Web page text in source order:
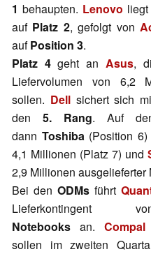
1 behaupten. Lenovo
auf Platz 2, gefolgt von
aufPosition 3.
Platz 4geht an Asus,
Liefervolumen von 6,2
sollen. Dellsichert sich
den 5. Rang. Auf
dann Toshiba(Position
4,1 Millionen (Platz 7) und
2,9 Millionen ausgelieferter
Bei den ODMsführt
Notebooks an.
sollen im zweiten